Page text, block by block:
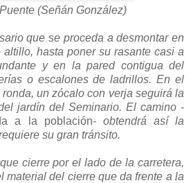
(Señán González)
que se proceda a desmontar en
hasta poner su rasante casi a
y en la pared contigua del
o escalones de ladrillos. En el
un zócalo con verja seguirá la
jardín del Seminario. El camino -
a la población-obtendrá así la
su gran tránsito.
cierre por el lado de la carretera,
material del cierre que da frente a la